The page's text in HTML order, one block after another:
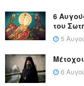
6
του
5
6